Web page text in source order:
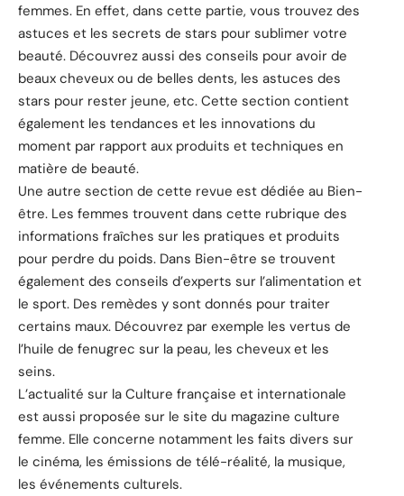
femmes. En effet, dans cette partie, vous trouvez des
astuces et les secrets de stars pour sublimer votre
beauté. Découvrez aussi des conseils pour avoir de
beaux cheveux ou de belles dents, les astuces des
stars pour rester jeune, etc. Cette section contient
également les tendances et les innovations du
moment par rapport aux produits et techniques en
matière de beauté.
Une autre section de cette revue est dédiée au Bien-
être. Les femmes trouvent dans cette rubrique des
informations fraîches sur les pratiques et produits
pour perdre du poids. Dans Bien-être se trouvent
également des conseils d’experts sur l’alimentation et
le sport. Des remèdes y sont donnés pour traiter
certains maux. Découvrez par exemple les vertus de
l’huile de fenugrec sur la peau, les cheveux et les
seins.
L’actualité sur la Culture française et internationale
est aussi proposée sur le site du magazine culture
femme. Elle concerne notamment les faits divers sur
le cinéma, les émissions de télé-réalité, la musique,
les événements culturels.